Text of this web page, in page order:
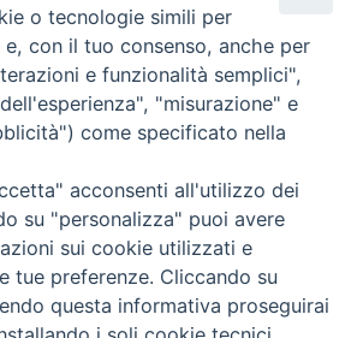
06.93268401 - Fax.: 06.9323844
curia@diocesidialbano.it
al Venerdì Ore: 9:00 - 13:00
e Venerdì, Ore 9:30 - 12:30
Suburbicaria di Albano
o tecnologie simili per
con il tuo consenso, anche per
e funzionalità semplici",
"misurazione" e
come specificato nella
acconsenti all'utilizzo dei
su "personalizza" puoi avere
sui cookie utilizzati e
tue preferenze. Cliccando su
questa informativa proseguirai